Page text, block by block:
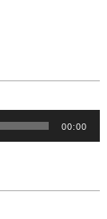
00:00